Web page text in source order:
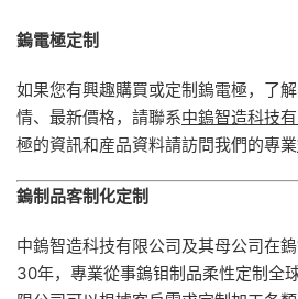
鎢電極定制
如果您有興趣購買或定制鎢電極，了
情、最新價格，請聯系中鎢智造科技
極的資訊和産品資料請訪問我們的專業
鎢制品客制化定制
中鎢智造科技有限公司及其母公司在
30年，專業從事鎢钼制品柔性定制全